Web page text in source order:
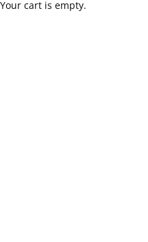
Your cart is empty.